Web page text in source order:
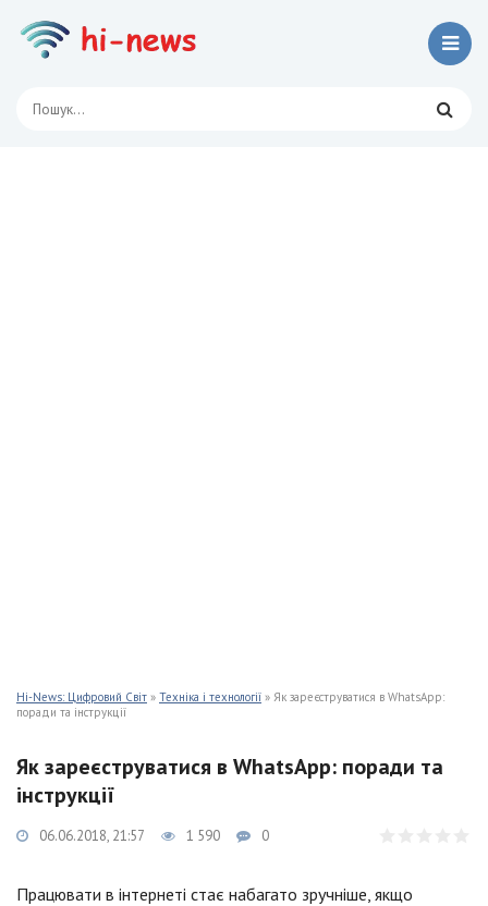
Hi-News: Цифровий Світ » Техніка і технології » Як зареєструватися в WhatsApp:
поради та інструкції
Як зареєструватися в WhatsApp: поради та
інструкції
06.06.2018, 21:57 1 590 0
Працювати в інтернеті стає набагато зручніше, якщо